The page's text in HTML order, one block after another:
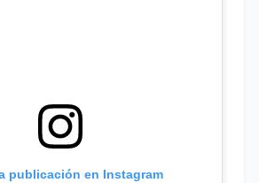
publicación en Instagram